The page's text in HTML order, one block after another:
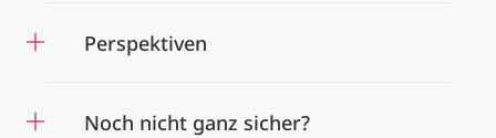
Perspektiven
Noch nicht ganz sicher?